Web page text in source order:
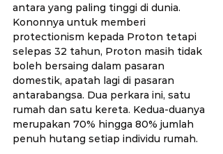
antara yang paling tinggi di dunia.
Kononnya untuk memberi
protectionism kepada Proton tetapi
selepas 32 tahun, Proton masih tidak
boleh bersaing dalam pasaran
domestik, apatah lagi di pasaran
antarabangsa. Dua perkara ini, satu
rumah dan satu kereta. Kedua-duanya
merupakan 70% hingga 80% jumlah
penuh hutang setiap individu rumah.